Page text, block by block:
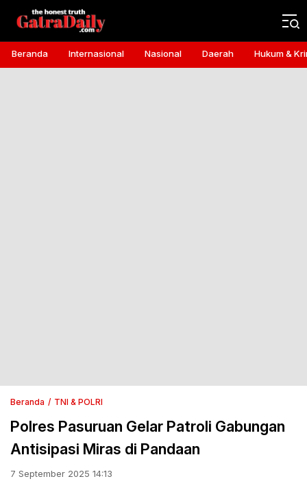
Gatra Daily
the honest truth
Beranda Internasional Nasional Daerah Hukum &
Beranda TNI & POLRI
Polres Pasuruan Gelar Patroli Gabungan
Antisipasi Miras di Pandaan
7 September 2025 14:13